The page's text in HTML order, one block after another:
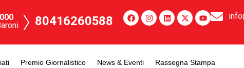
80416260588
Premio Giornalistico News & Eventi
Rassegna Stampa